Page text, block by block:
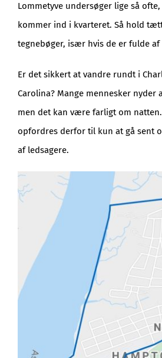
Lommetyve undersøger lige så
kommer ind i kvarteret. Så hold
tegnebøger, især hvis de er fulde af
Er det sikkert at vandre rundt i
Carolina? Mange mennesker nyder
men det kan være farligt om
opfordres derfor til kun at gå sent
af ledsagere.